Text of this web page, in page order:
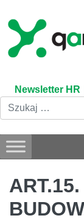
content
Newsletter HR